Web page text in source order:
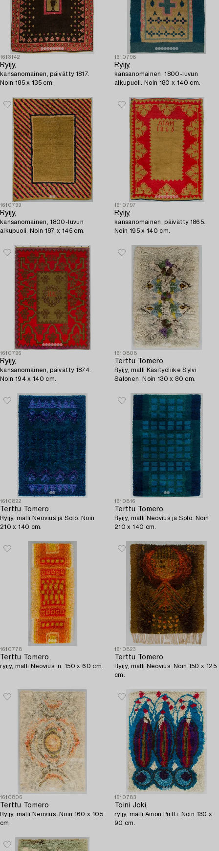
1613142
Ryijy,
kansanomainen, päivätty 1817.
Noin 185 x 135 cm.
1610798
Ryijy,
kansanomainen, 1800-luvun
alkupuoli. Noin 180 x 140 cm.
1610799
Ryijy,
kansanomainen, 1800-luvun
alkupuoli. Noin 187 x 145 cm.
1610797
Ryijy,
kansanomainen, päivätty 1865.
Noin 195 x 140 cm.
1610796
Ryijy,
kansanomainen, päivätty 1874.
Noin 194 x 140 cm.
1610808
Terttu Tomero
Ryijy, malli Käsityöliike Sylvi
Salonen. Noin 130 x 80 cm.
1610822
Terttu Tomero
Ryijy, malli Neovius ja Solo. Noin
210 x 140 cm.
1610816
Terttu Tomero
Ryijy, malli Neovius ja Solo. Noin
210 x 140 cm.
1610778
Terttu Tomero,
ryijy, malli Neovius, n. 150 x 60 cm.
1610823
Terttu Tomero
Ryijy, malli Neovius. Noin 150 x 125
cm.
1610806
Terttu Tomero
Ryijy, malli Neovius. Noin 160 x 105
cm.
1610783
Toini Joki,
ryijy, malli Ainon Pirtti. Noin 130 x
90 cm.